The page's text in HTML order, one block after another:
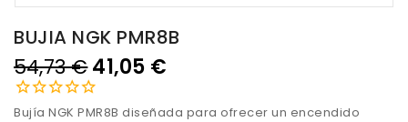
BUJIA NGK PMR8B
54,73 €41,05 €
Bujía NGK PMR8B diseñada para ofrecer un encendido